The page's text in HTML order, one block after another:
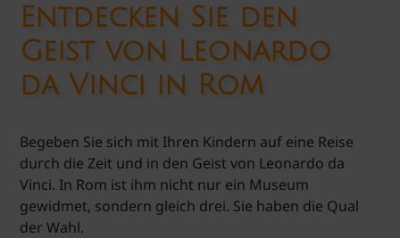
Entdecken Sie den
Geist von Leonardo
da Vinci in Rom
Begeben Sie sich mit Ihren Kindern auf eine Reise
durch die Zeit und in den Geist von Leonardo da
Vinci. In Rom ist ihm nicht nur ein Museum
gewidmet, sondern gleich drei. Sie haben die Qual
der Wahl.